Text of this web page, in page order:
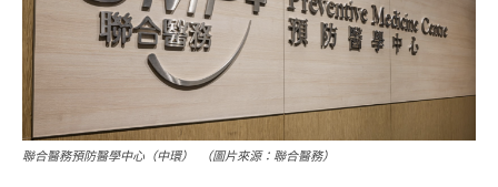
聯合醫務預防醫學中心（中環） （圖片來源：聯合醫務）